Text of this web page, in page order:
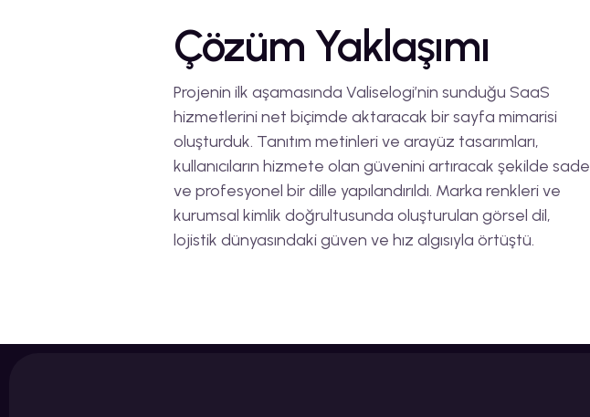
Çözüm Yaklaşımı
Projenin ilk aşamasında Valiselogi’nin sunduğu SaaS
hizmetlerini net biçimde aktaracak bir sayfa mimarisi
oluşturduk. Tanıtım metinleri ve arayüz tasarımları,
kullanıcıların hizmete olan güvenini artıracak şekilde sade
ve profesyonel bir dille yapılandırıldı. Marka renkleri ve
kurumsal kimlik doğrultusunda oluşturulan görsel dil,
lojistik dünyasındaki güven ve hız algısıyla örtüştü.